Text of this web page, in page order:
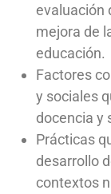
evaluación
mejora de
educación.
Factores
y sociales
docencia y
Prácticas
desarrollo
contextos